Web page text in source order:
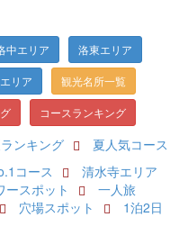
中エリア 洛東エリア
リア 観光名所一覧
コースランキング
ンキング
夏人気コース
コース
清水寺エリア
ースポット
一人旅
穴場スポット 1泊2日